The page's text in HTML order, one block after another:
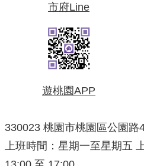
市府Line
遊桃園APP
330023 桃園市桃園區公園路
上班時間：星期一至星期五